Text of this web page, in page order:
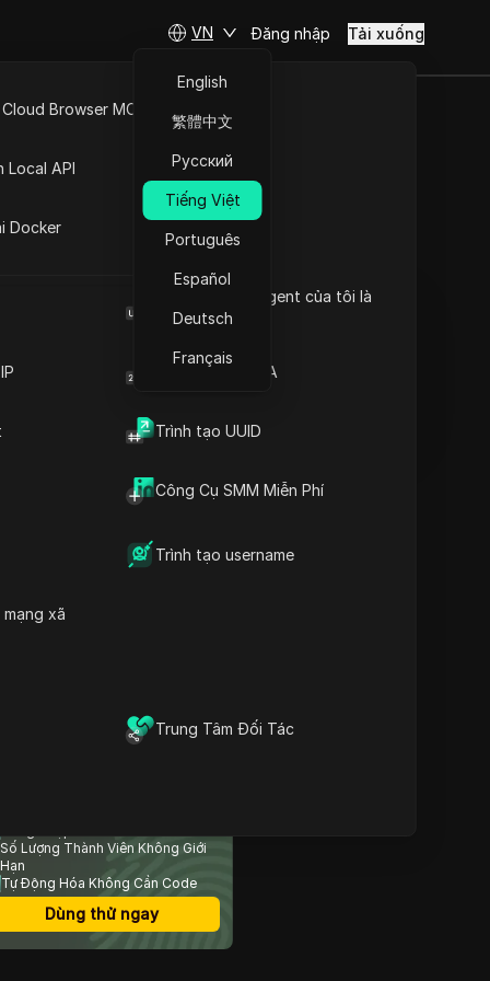
Browser User Agent của tôi là
Trình tạo mã 2FA
Trình tạo UUID
Công Cụ SMM Miễn Phí
Trình tạo username
xã
Trung Tâm Đối Tác
Browser MCP
Local API
Docker
VN
English
繁體中文
Русский
Tiếng Việt
Português
Español
Deutsch
Français
Đăng nhập Tải xuống
xác
Đặt câu hỏi
Mở trong ChatGPT
Đặt câu hỏi về trang này
Mở trong Claude
Trình tạo địa chỉ Hoa Kỳ là
hoạt động như thế nào?
Khi nào và tại sao bạn nên
Các phương pháp hay
địa chỉ Hoa Kỳ
Trình tạo địa chỉ Hoa Kỳ
Duyệt Chống Phát
Số Lượng Thành Viên Không Giới
Hạn
Tự Động Hóa Không Cần Code
Dùng thử ngay